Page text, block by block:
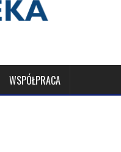
WSPÓŁPRACA